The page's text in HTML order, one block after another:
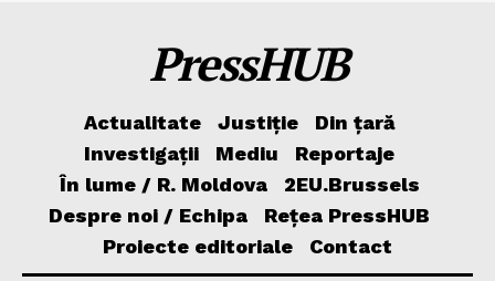
PressHUB
Actualitate Justiție
Din țară
Investigații
Mediu
Reportaje
În lume / R. Moldova
2EU.Brussels
Despre noi / Echipa
Rețea PressHUB
Proiecte editoriale
Contact